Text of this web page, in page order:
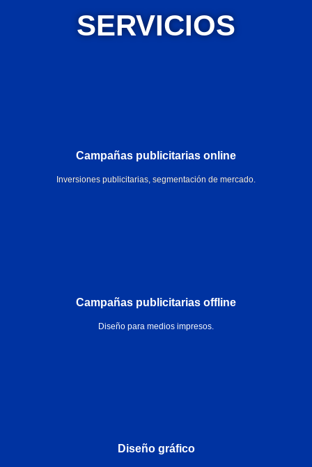
SERVICIOS
Campañas publicitarias online
Inversiones publicitarias, segmentación de mercado.
Campañas publicitarias offline
Diseño para medios impresos.
Diseño gráfico